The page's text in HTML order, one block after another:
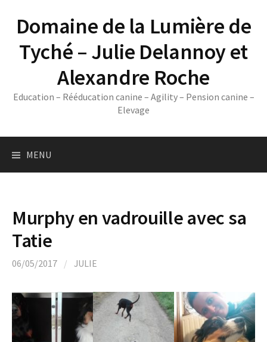
contentDomaine de la Lumière de
Tyché – Julie Delannoy et
Alexandre Roche
Education – Rééducation canine – Agility – Pension canine –
Elevage
MENU
Murphy en vadrouille avec sa
Tatie
06/05/2017 / JULIE